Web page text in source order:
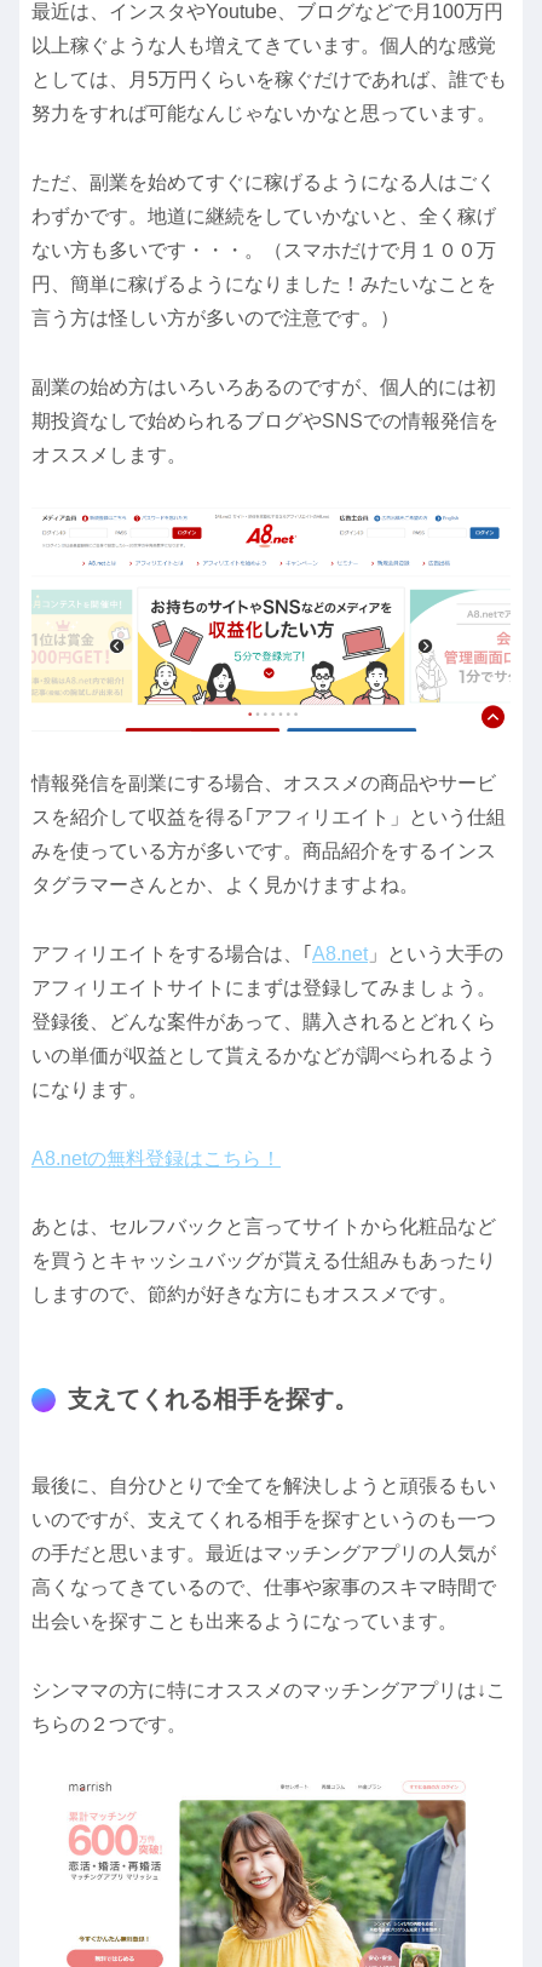
最近は、インスタやYoutube、ブログなどで月100万円
以上稼ぐような人も増えてきています。個人的な感覚
としては、月5万円くらいを稼ぐだけであれば、誰でも
努力をすれば可能なんじゃないかなと思っています。
ただ、副業を始めてすぐに稼げるようになる人はごく
わずかです。地道に継続をしていかないと、全く稼げ
ない方も多いです・・・。（スマホだけで月１００万
円、簡単に稼げるようになりました！みたいなことを
言う方は怪しい方が多いので注意です。）
副業の始め方はいろいろあるのですが、個人的には初
期投資なしで始められるブログやSNSでの情報発信を
オススメします。
情報発信を副業にする場合、オススメの商品やサービ
スを紹介して収益を得る｢アフィリエイト」という仕組
みを使っている方が多いです。商品紹介をするインス
タグラマーさんとか、よく見かけますよね。
アフィリエイトをする場合は、｢ A8.net 」という大手の
アフィリエイトサイトにまずは登録してみましょう。
登録後、どんな案件があって、購入されるとどれくら
いの単価が収益として貰えるかなどが調べられるよう
になります。
A8.netの無料登録はこちら！
あとは、セルフバックと言ってサイトから化粧品など
を買うとキャッシュバッグが貰える仕組みもあったり
しますので、節約が好きな方にもオススメです。
支えてくれる相手を探す。
最後に、自分ひとりで全てを解決しようと頑張るもい
いのですが、支えてくれる相手を探すというのも一つ
の手だと思います。最近はマッチングアプリの人気が
高くなってきているので、仕事や家事のスキマ時間で
出会いを探すことも出来るようになっています。
シンママの方に特にオススメのマッチングアプリは↓こ
ちらの２つです。